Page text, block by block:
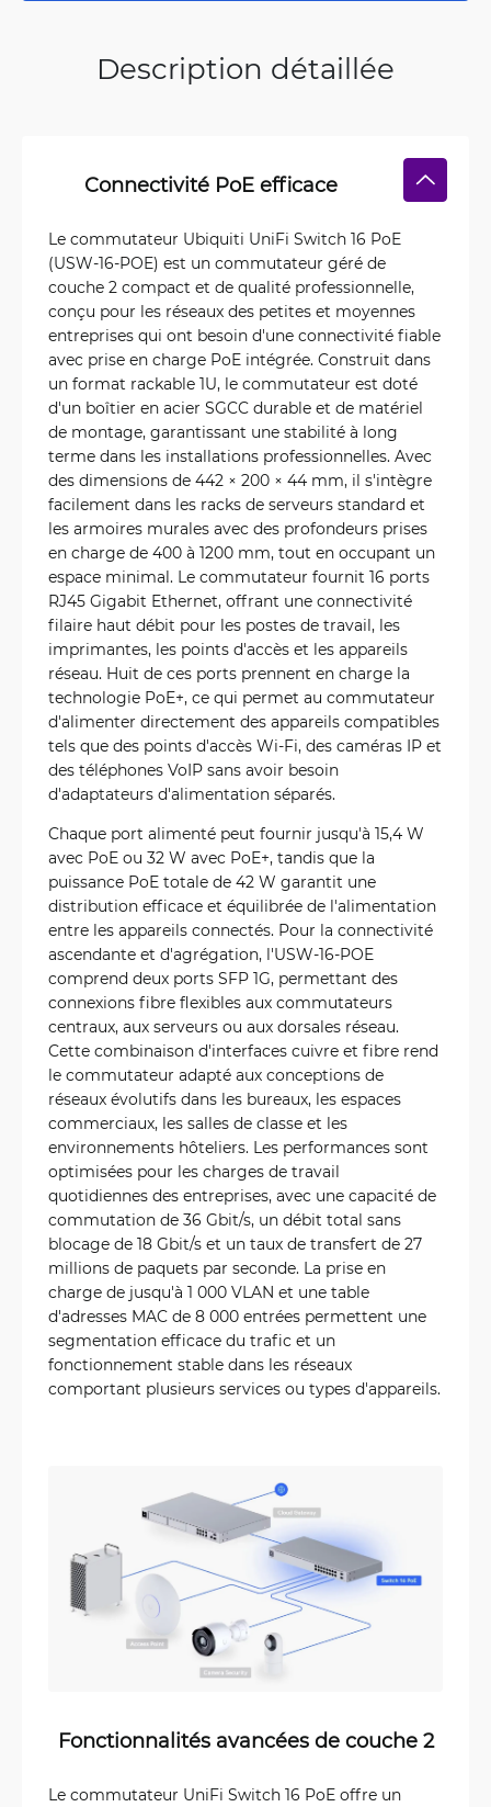
Description détaillée
Connectivité PoE efficace
Le commutateur Ubiquiti UniFi Switch 16 PoE
(USW-16-POE) est un commutateur géré de
couche 2 compact et de qualité professionnelle,
conçu pour les réseaux des petites et moyennes
entreprises qui ont besoin d'une connectivité fiable
avec prise en charge PoE intégrée. Construit dans
un format rackable 1U, le commutateur est doté
d'un boîtier en acier SGCC durable et de matériel
de montage, garantissant une stabilité à long
terme dans les installations professionnelles. Avec
des dimensions de 442 × 200 × 44 mm, il s'intègre
facilement dans les racks de serveurs standard et
les armoires murales avec des profondeurs prises
en charge de 400 à 1200 mm, tout en occupant un
espace minimal. Le commutateur fournit 16 ports
RJ45 Gigabit Ethernet, offrant une connectivité
filaire haut débit pour les postes de travail, les
imprimantes, les points d'accès et les appareils
réseau. Huit de ces ports prennent en charge la
technologie PoE+, ce qui permet au commutateur
d'alimenter directement des appareils compatibles
tels que des points d'accès Wi-Fi, des caméras IP et
des téléphones VoIP sans avoir besoin
d'adaptateurs d'alimentation séparés.
Chaque port alimenté peut fournir jusqu'à 15,4 W
avec PoE ou 32 W avec PoE+, tandis que la
puissance PoE totale de 42 W garantit une
distribution efficace et équilibrée de l'alimentation
entre les appareils connectés. Pour la connectivité
ascendante et d'agrégation, l'USW-16-POE
comprend deux ports SFP 1G, permettant des
connexions fibre flexibles aux commutateurs
centraux, aux serveurs ou aux dorsales réseau.
Cette combinaison d'interfaces cuivre et fibre rend
le commutateur adapté aux conceptions de
réseaux évolutifs dans les bureaux, les espaces
commerciaux, les salles de classe et les
environnements hôteliers. Les performances sont
optimisées pour les charges de travail
quotidiennes des entreprises, avec une capacité de
commutation de 36 Gbit/s, un débit total sans
blocage de 18 Gbit/s et un taux de transfert de 27
millions de paquets par seconde. La prise en
charge de jusqu'à 1 000 VLAN et une table
d'adresses MAC de 8 000 entrées permettent une
segmentation efficace du trafic et un
fonctionnement stable dans les réseaux
comportant plusieurs services ou types d'appareils.
Fonctionnalités avancées de couche 2
Le commutateur UniFi Switch 16 PoE offre un